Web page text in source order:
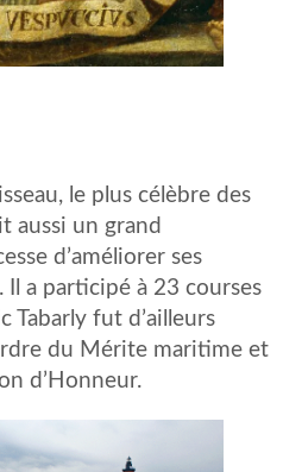
le plus célèbre des
aussi un grand
d’améliorer ses
a participé à 23 courses
Tabarly fut d’ailleurs
du Mérite maritime et
d’Honneur.